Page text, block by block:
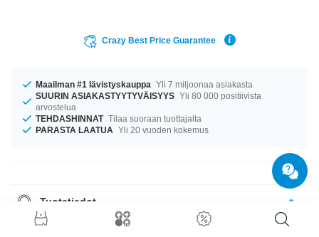
Crazy Best Price Guarantee
Maailman #1 lävistyskauppa Yli 7 miljoonaa asiakasta
SUURIN ASIAKASTYYTYVÄISYYS Yli 80 000 positiivista
arvostelua
TEHDASHINNAT Tilaa suoraan tuottajalta
PARASTA LAATUA Yli 20 vuoden kokemus
Tuotetiedot
Tuote odottaa sinua koossa 1.6 mm. Saatavana pituudessa 10 mm. Kiven